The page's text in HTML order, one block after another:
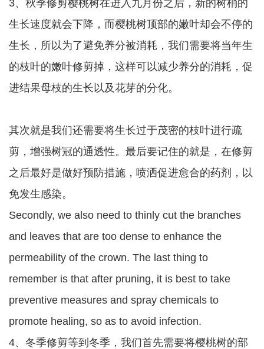
3、秋季修剪樱桃树在进入九月份之后，新的树梢的
生长速度就会下降，而樱桃树顶部的嫩叶却会不停的
生长，所以为了避免养分被消耗，我们需要将当年生
的枝叶的嫩叶修剪掉，这样可以减少养分的消耗，促
进结果母枝的生长以及花芽的分化。
其次就是我们还需要将生长过于茂密的枝叶进行疏
剪，增强树冠的通透性。最后要记住的就是，在修剪
之后最好是做好预防措施，喷洒促进愈合的药剂，以
免发生感染。
Secondly, we also need to thinly cut the branches
and leaves that are too dense to enhance the
permeability of the crown. The last thing to
remember is that after pruning, it is best to take
preventive measures and spray chemicals to
promote healing, so as to avoid infection.
4、冬季修剪等到冬季，我们首先需要将樱桃树的部